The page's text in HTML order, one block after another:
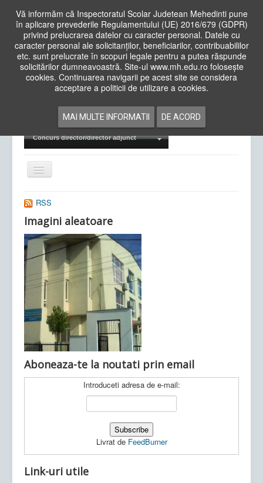
Vă informăm că Inspectoratul Scolar Judetean Mehedinti pune
în aplicare prevederile Regulamentului (UE) 2016/679 (GDPR)
privind prelucrarea datelor cu caracter personal. Datele cu
caracter personal ale solicitanților, beneficiarilor, contribuabililor
etc. sunt prelucrate în scopuri legale pentru a putea răspunde
solicitărilor dumneavoastră. Site-ul www.mh.edu.ro folosește
cookies. Continuarea navigarii pe acest site se considera
acceptare a politicii de utilizare a cookies.
MAI MULTE INFORMATII DE ACORD
Cauta
in
siteAcasa Cadre Didactice
Examene Naționale
Concurs director/director adjunct
Comută
navigarea
Ultimele articole: Vi, 04.11.2022 -
Județean Mehedinți
RSS
Imagini aleatoare
Aboneaza-te la noutati prin email
Introduceti adresa de e-mail:
Livrat de FeedBurner
Link-uri utile